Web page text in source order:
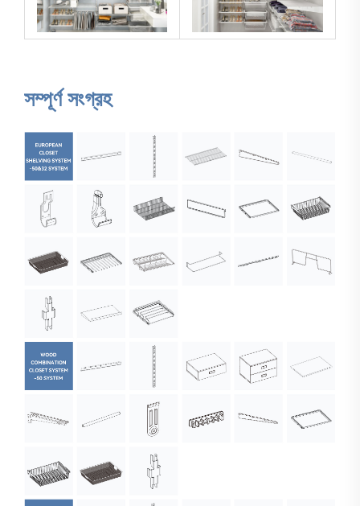
সম্পূর্ণ সংগ্রহ